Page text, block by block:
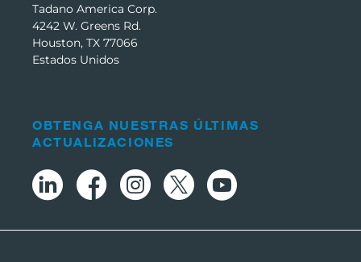
Tadano America Corp.
4242 W. Greens Rd.
Houston, TX 77066
Estados Unidos
OBTENGA NUESTRAS ÚLTIMAS
ACTUALIZACIONES